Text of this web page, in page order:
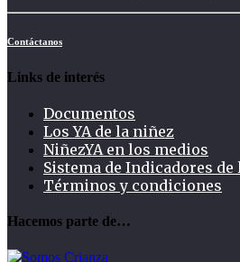
Contáctanos
Links de interés
Documentos
Los YA de la niñez
NiñezYA en los medios
Sistema de Indicadores de
Términos y condiciones
Hacemos parte de…